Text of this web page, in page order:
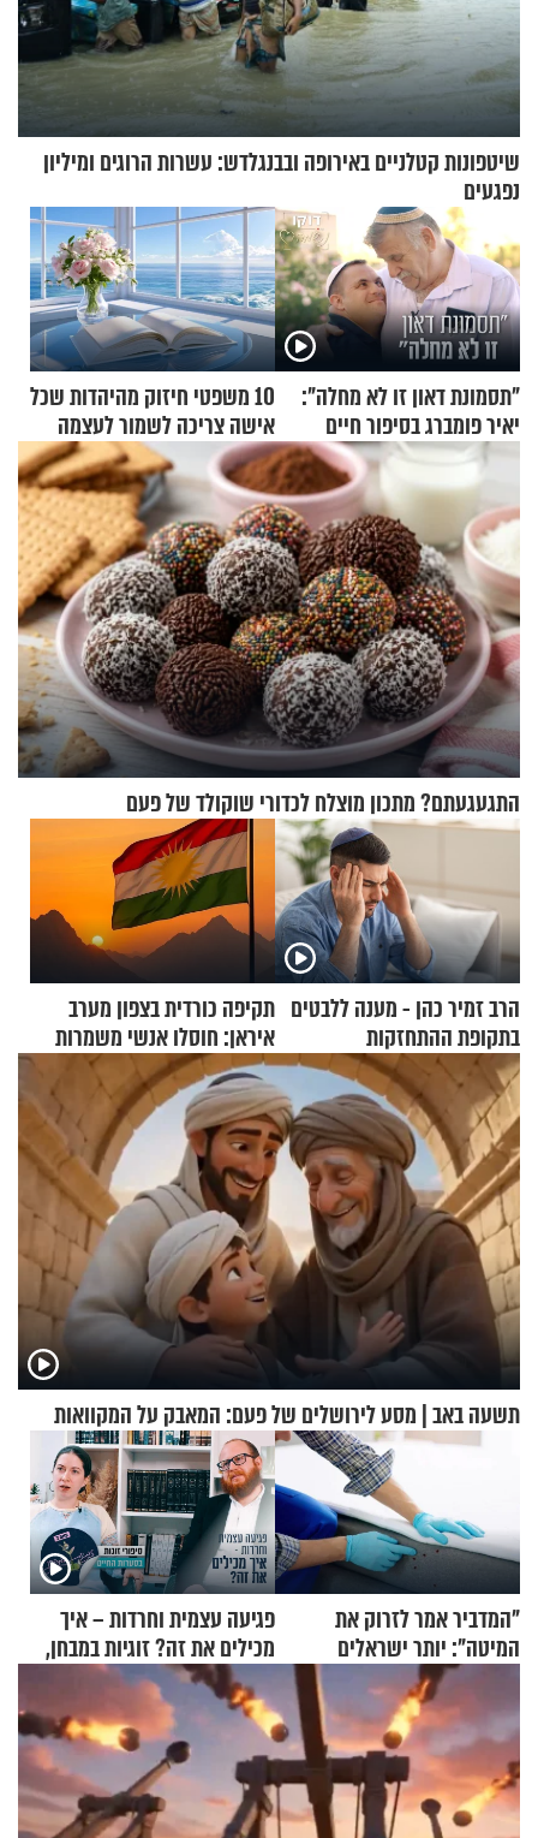
שיטפונות קטלניים באירופה ובבנגלדש: עשרות הרוגים ומיליון
נפגעים
"תסמונת דאון זו לא מחלה":
יאיר פומברג בסיפור חיים
מעורר השראה
10 משפטי חיזוק מהיהדות שכל
אישה צריכה לשמור לעצמה
התגעגעתם? מתכון מוצלח לכדורי שוקולד של פעם
הרב זמיר כהן - מענה ללבטים
בתקופת ההתחזקות
תקיפה כורדית בצפון מערב
איראן: חוסלו אנשי משמרות
המהפכה
תשעה באב | מסע לירושלים של פעם: המאבק על המקוואות
"המדביר אמר לזרוק את
המיטה": יותר ישראלים
מדווחים על מכת פשפשי
המיטה
פגיעה עצמית וחרדות – איך
מכילים את זה? זוגיות במבחן,
הפעם עם יהודית ואלתר כהן